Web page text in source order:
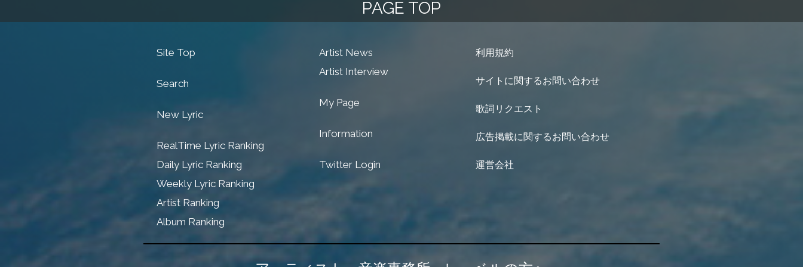
PAGE TOP
Site Top
Search
New Lyric
RealTime Lyric Ranking
Daily Lyric Ranking
Weekly Lyric Ranking
Artist Ranking
Album Ranking
Artist News
Artist Interview
My Page
Information
Twitter Login
利用規約
サイトに関するお問い合わせ
歌詞リクエスト
広告掲載に関するお問い合わせ
運営会社